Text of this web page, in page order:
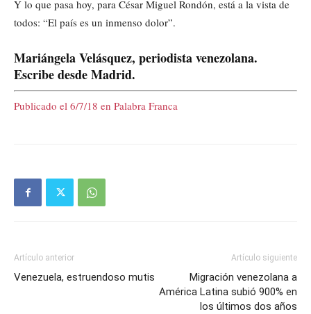
Y lo que pasa hoy, para César Miguel Rondón, está a la vista de
todos: “El país es un inmenso dolor”.
Mariángela Velásquez, periodista venezolana.
Escribe desde Madrid.
Publicado el 6/7/18 en Palabra Franca
Artículo anterior
Venezuela, estruendoso mutis
Artículo siguiente
Migración venezolana a
América Latina subió 900% en
los últimos dos años